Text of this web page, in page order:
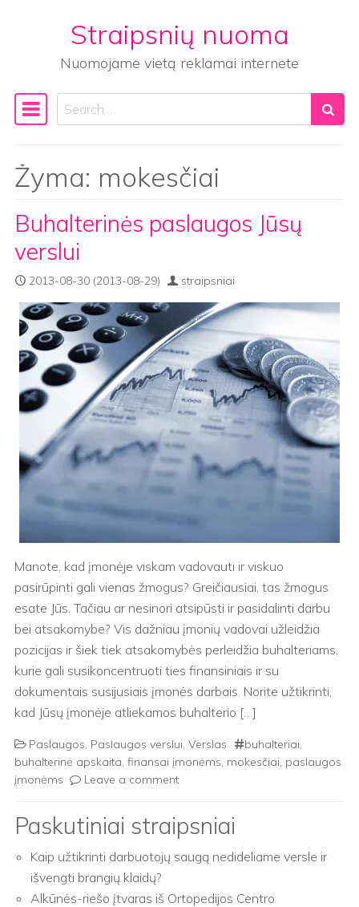
Straipsnių nuoma
Nuomojame vietą reklamai internete
Main Navigation
Search
Žyma: mokesčiai
Buhalterinės paslaugos Jūsų
verslui
2013-08-30 (2013-08-29) straipsniai
Manote, kad įmonėje viskam vadovauti ir viskuo
pasirūpinti gali vienas žmogus? Greičiausiai, tas žmogus
esate Jūs. Tačiau ar nesinori atsipūsti ir pasidalinti darbu
bei atsakomybe? Vis dažniau įmonių vadovai užleidžia
pozicijas ir šiek tiek atsakomybės perleidžia buhalteriams,
kurie gali susikoncentruoti ties finansiniais ir su
dokumentais susijusiais įmonės darbais. Norite užtikrinti,
kad Jūsų įmonėje atliekamos buhalterio […]
Paslaugos, Paslaugos verslui, Verslas buhalteriai,
buhalterinė apskaita, finansai įmonėms, mokesčiai, paslaugos
įmonėms
Leave a comment
Paskutiniai straipsniai
Kaip užtikrinti darbuotojų saugą nedideliame versle ir
išvengti brangių klaidų?
Alkūnės-riešo įtvaras iš Ortopedijos Centro